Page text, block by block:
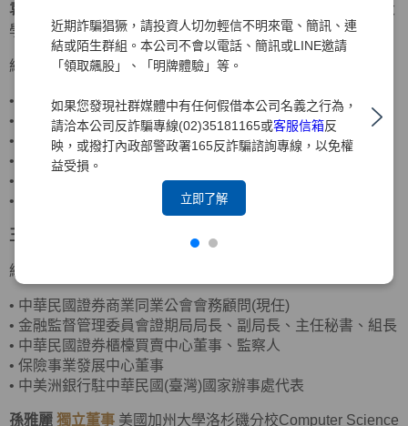
近期詐騙猖獗，請投資人切勿輕信不明來電、簡訊、連
結或陌生群組。本公司不會以電話、簡訊或LINE邀請
「領取飆股」、「明牌體驗」等。
如果您發現社群媒體中有任何假借本公司名義之行為，
請洽本公司反詐騙專線(02)35181165或客服信箱反
映，或撥打內政部警政署165反詐騙諮詢專線，以免權
益受損。
立即了解
袁惠兒
美國密蘇里大學會計碩士、美國南伊利諾大
學企管碩士
經歷
•
客思達-KY獨立董事
•
財團法人聖嚴教育基金會監察人
•
財團法人法鼓山佛教基金會監察人
•
資誠聯合會計師事務所合夥會計師
•
普華國際財務顧問(股)公司董事長
•
中華民國北市會計師公會理事
王詠心 政治大學企業管理碩士
經歷
• 中華民國證券商業同業公會會務顧問(現任)
• 金融監督管理委員會證期局局長、副局長、主任秘書、組長
• 中華民國證券櫃檯買賣中心董事、監察人
• 保險事業發展中心董事
• 中美洲銀行駐中華民國(臺灣)國家辦事處代表
孫雅麗 獨立董事 美國加州大學洛杉磯分校Computer Science